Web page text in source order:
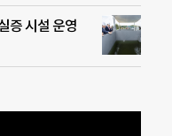
증 시설 운영